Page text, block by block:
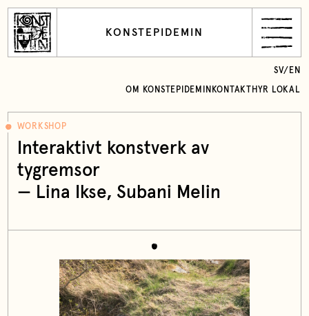
KONSTEPIDEMIN
OM KONSTEPIDEMIN KONTAKT HYR LOKAL
SV/ EN
WORKSHOP
Interaktivt konstverk av
tygremsor
— Lina Ikse, Subani Melin